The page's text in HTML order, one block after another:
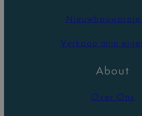
Verkoop mijn
About
Over Ons